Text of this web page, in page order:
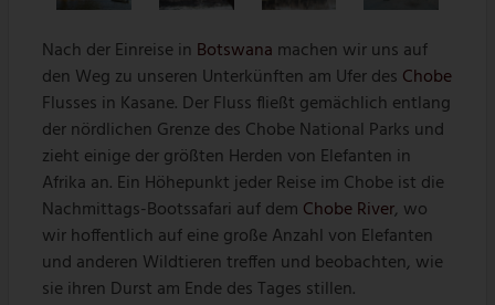
Nach der Einreise in Botswana machen wir uns auf
den Weg zu unseren Unterkünften am Ufer des Chobe
Flusses in Kasane. Der Fluss fließt gemächlich entlang
der nördlichen Grenze des Chobe National Parks und
zieht einige der größten Herden von Elefanten in
Afrika an. Ein Höhepunkt jeder Reise im Chobe ist die
Nachmittags-Bootssafari auf dem Chobe River, wo
wir hoffentlich auf eine große Anzahl von Elefanten
und anderen Wildtieren treffen und beobachten, wie
sie ihren Durst am Ende des Tages stillen.